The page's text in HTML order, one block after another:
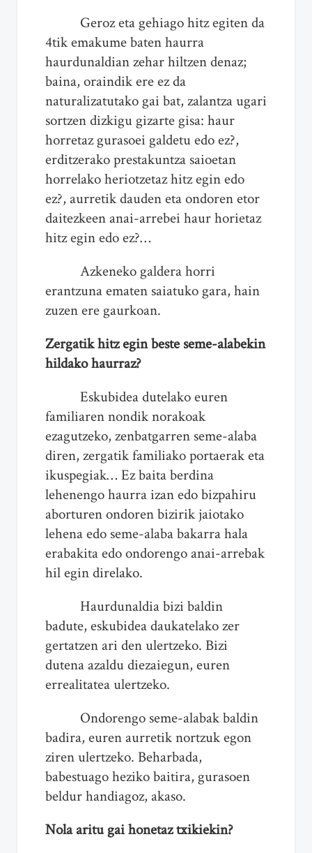
Geroz eta gehiago hitz egiten da
4tik emakume baten haurra
haurdunaldian zehar hiltzen denaz;
baina, oraindik ere ez da
naturalizatutako gai bat, zalantza ugari
sortzen dizkigu gizarte gisa: haur
horretaz gurasoei galdetu edo ez?,
erditzerako prestakuntza saioetan
horrelako heriotzetaz hitz egin edo
ez?, aurretik dauden eta ondoren etor
daitezkeen anai-arrebei haur horietaz
hitz egin edo ez?…
Azkeneko galdera horri
erantzuna ematen saiatuko gara, hain
zuzen ere gaurkoan.
Zergatik hitz egin beste seme-alabekin
hildako haurraz?
Eskubidea dutelako euren
familiaren nondik norakoak
ezagutzeko, zenbatgarren seme-alaba
diren, zergatik familiako portaerak eta
ikuspegiak… Ez baita berdina
lehenengo haurra izan edo bizpahiru
aborturen ondoren bizirik jaiotako
lehena edo seme-alaba bakarra hala
erabakita edo ondorengo anai-arrebak
hil egin direlako.
Haurdunaldia bizi baldin
badute, eskubidea daukatelako zer
gertatzen ari den ulertzeko. Bizi
dutena azaldu diezaiegun, euren
errealitatea ulertzeko.
Ondorengo seme-alabak baldin
badira, euren aurretik nortzuk egon
ziren ulertzeko. Beharbada,
babestuago heziko baitira, gurasoen
beldur handiagoz, akaso.
Nola aritu gai honetaz txikiekin?